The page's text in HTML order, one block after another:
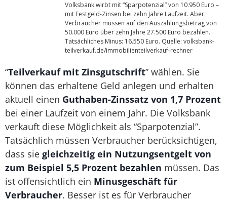
Volksbank wirbt mit “Sparpotenzial” von 10.950 Euro –
mit Festgeld-Zinsen bei zehn Jahre Laufzeit. Aber:
Verbraucher müssen auf den Auszahlungsbetrag von
50.000 Euro über zehn Jahre 27.500 Euro bezahlen.
Tatsächliches Minus: 16.550 Euro. Quelle: volksbank-
teilverkauf.de/immobilienteilverkauf-rechner
“Teilverkauf mit Zinsgutschrift” wählen. Sie
können das erhaltene Geld anlegen und erhalten
aktuell einen Guthaben-Zinssatz von 1,7 Prozent
bei einer Laufzeit von einem Jahr. Die Volksbank
verkauft diese Möglichkeit als “Sparpotenzial”.
Tatsächlich müssen Verbraucher berücksichtigen,
dass sie gleichzeitig ein Nutzungsentgelt von
zum Beispiel 5,5 Prozent bezahlen müssen. Das
ist offensichtlich ein Minusgeschäft für
Verbraucher. Besser ist es für Verbraucher